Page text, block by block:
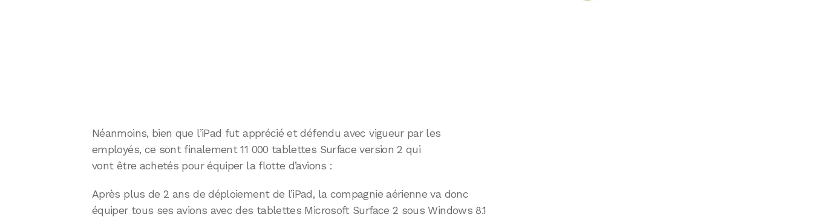
Néanmoins, bien que l’iPad fut apprécié et défendu avec vigueur par les
employés, ce sont finalement 11 000 tablettes Surface version 2 qui
vont être achetés pour équiper la flotte d’avions :
Après plus de 2 ans de déploiement de l’iPad, la compagnie aérienne va donc
équiper tous ses avions avec des tablettes Microsoft Surface 2 sous Windows 8.1